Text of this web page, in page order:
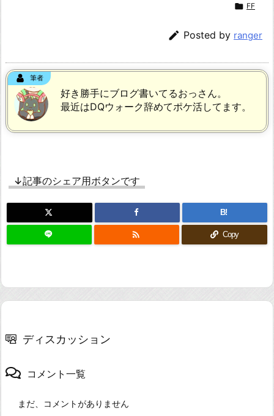
 FF
 Posted by ranger
筆者
好き勝手にブログ書いてるおっさん。
最近はDQウォーク辞めてポケ活してます。
↓記事のシェア用ボタンです
B!
 Copy
ディスカッション
コメント一覧
まだ、コメントがありません